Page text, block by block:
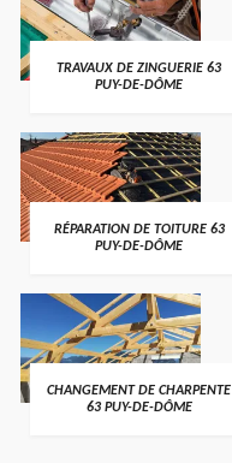
TRAVAUX DE ZINGUERIE 63
PUY-DE-DÔME
RÉPARATION DE TOITURE 63
PUY-DE-DÔME
CHANGEMENT DE CHARPENTE
63 PUY-DE-DÔME